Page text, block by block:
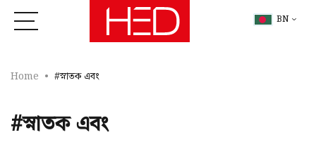
BN
Home #স্নাতক এবং
#স্নাতক এবং